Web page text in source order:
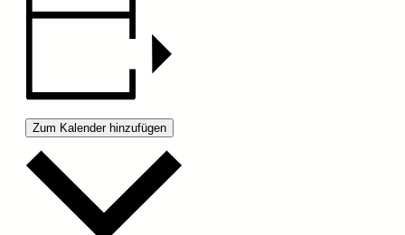
Zum Kalender hinzufügen